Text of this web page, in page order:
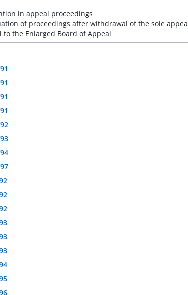
in appeal proceedings
of proceedings after withdrawal of the sole
to the Enlarged Board of Appeal